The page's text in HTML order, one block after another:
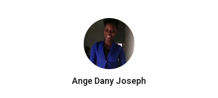
Ange Dany Joseph